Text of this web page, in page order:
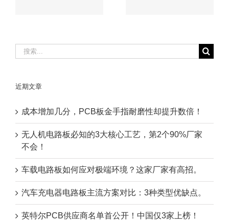
索：
近期文章
成本增加几分，PCB板金手指耐磨性却提升数倍！
无人机电路板必知的3大核心工艺，第2个90%厂家
不会！
车载电路板如何应对极端环境？这家厂家有高招。
汽车充电器电路板主流方案对比：3种类型优缺点。
英特尔PCB供应商名单首公开！中国仅3家上榜！